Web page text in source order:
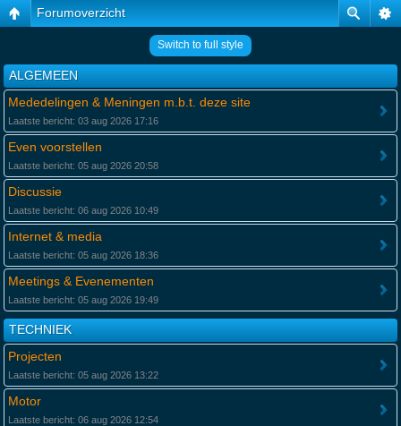
Forumoverzicht
Switch to full style
ALGEMEEN
Mededelingen & Meningen m.b.t. deze site
Laatste bericht: 03 aug 2026 17:16
Even voorstellen
Laatste bericht: 05 aug 2026 20:58
Discussie
Laatste bericht: 06 aug 2026 10:49
Internet & media
Laatste bericht: 05 aug 2026 18:36
Meetings & Evenementen
Laatste bericht: 05 aug 2026 19:49
TECHNIEK
Projecten
Laatste bericht: 05 aug 2026 13:22
Motor
Laatste bericht: 06 aug 2026 12:54